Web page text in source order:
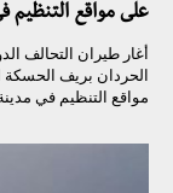
على مواقع التنظيم
أغار طيران التحالف
الحردان بريف
مواقع التنظيم في